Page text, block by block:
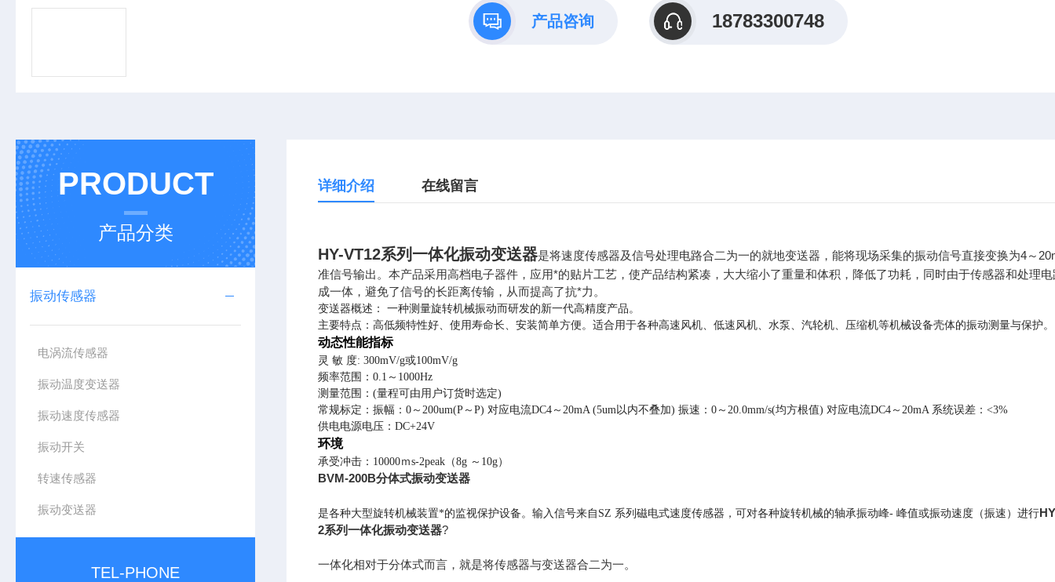
产品咨询 18783300748
PRODUCT
产品分类
振动传感器
电涡流传感器
振动温度变送器
振动速度传感器
振动开关
转速传感器
振动变送器
TEL-PHONE
详细介绍 在线留言
HY-VT12系列一体化振动变送器是将速度传感器及信号处理电路合二为一的就地变送器，能将现场采集的振动信号直接变换为4～
准信号输出。本产品采用高档电子器件，应用*的贴片工艺，使产品结构紧凑，大大缩小了重量和体积，降低了功耗，同时由于传感器和处理
成一体，避免了信号的长距离传输，从而提高了抗*力。
变送器概述： 一种测量旋转机械振动而研发的新一代高精度产品。
主要特点：高低频特性好、使用寿命长、安装简单方便。适合用于各种高速风机、低速风机、水泵、汽轮机、 压缩机等机械设备壳体的振动测量与保护。
动态性能指标
灵 敏 度: 300mV/g或100mV/g
频率范围：0.1～1000Hz
测量范围：(量程可由用户订货时选定)
常规标定：振幅：0～200um(P～P) 对应电流DC4～20mA (5um以内不叠加) 振速：0～20.0mm/s(均方根值) 对应电流DC4～20mA 系统误差：<3%
供电电源电压：DC+24V
环境
承受冲击：10000ｍs-2peak（8g ～10g）
BVM-200B分体式振动变送器
是各种大型旋转机械装置*的监视保护设备。输入信号来自SZ 系列磁电式速度传感器，可对各种旋转机械的轴承振动峰- 峰值或振动速度（振速）进行
2系列一体化振动变送器?
一体化相对于分体式而言，就是将传感器与变送器合二为一。